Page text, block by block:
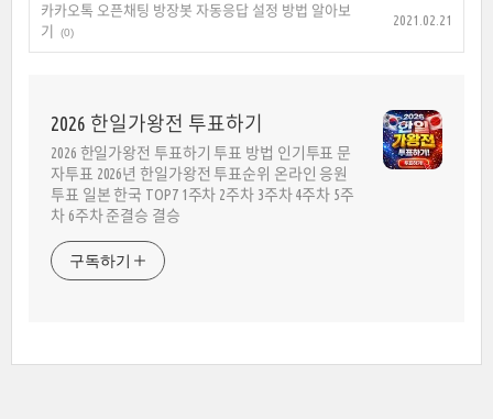
카카오톡 오픈채팅 방장봇 자동응답 설정 방법 알아보
기
(0)
2021.02.21
2026 한일가왕전 투표하기
2026 한일가왕전 투표하기 투표 방법 인기투표 문
자투표 2026년 한일가왕전 투표순위 온라인 응원
투표 일본 한국 TOP7 1주차 2주차 3주차 4주차 5주
차 6주차 준결승 결승
구독하기